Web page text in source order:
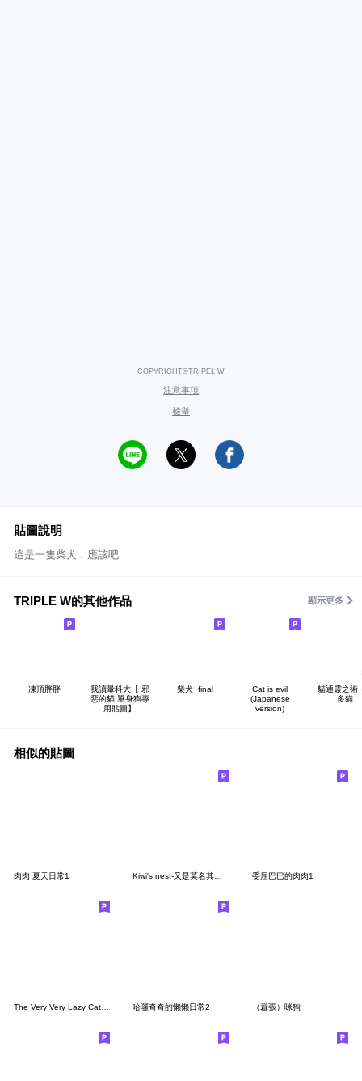
COPYRIGHT©TRIPEL W
注意事項
檢舉
貼圖說明
這是一隻柴犬，應該吧
TRIPLE W的其他作品 顯示更多
凍頂胖胖
我讀暈科大【 邪
惡的貓 單身狗專
用貼圖】
柴犬_final
Cat is evil
(Japanese
version)
貓通靈之術
多貓
相似的貼圖
肉肉 夏天日常1 Kiwi's nest-又是莫名其妙鳥 委屈巴巴的肉肉1
哈囉奇奇的懶懶日常2 （囂張）咪狗